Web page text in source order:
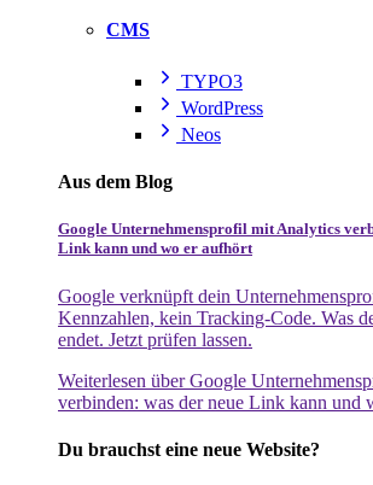
CMS
TYPO3
WordPress
Neos
Aus dem Blog
Google Unternehmensprofil mit Analytics
Link kann und wo er aufhört
Google verknüpft dein
Kennzahlen, kein Tracking-Code. Was
endet. Jetzt prüfen lassen.
Weiterlesen über Google
verbinden: was der neue Link kann und
Du brauchst eine neue Website?